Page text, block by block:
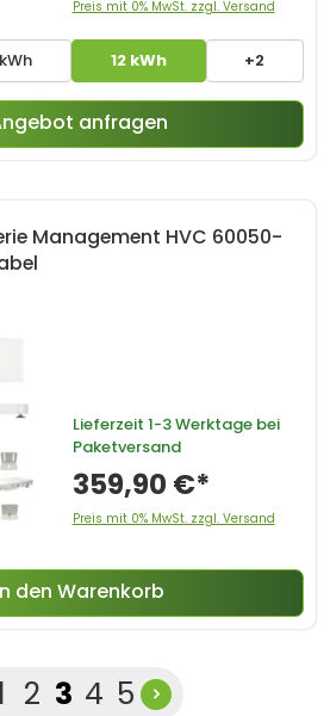
12 kWh +2
Preis mit 0% MwSt. zzgl. Versand
anfragen
Management HVC 60050-
Lieferzeit 1-3 Werktage bei
Paketversand
359,90 €*
Preis mit 0% MwSt. zzgl. Versand
den Warenkorb
Seite
2 Seite
3 Seite
4 Seite
5